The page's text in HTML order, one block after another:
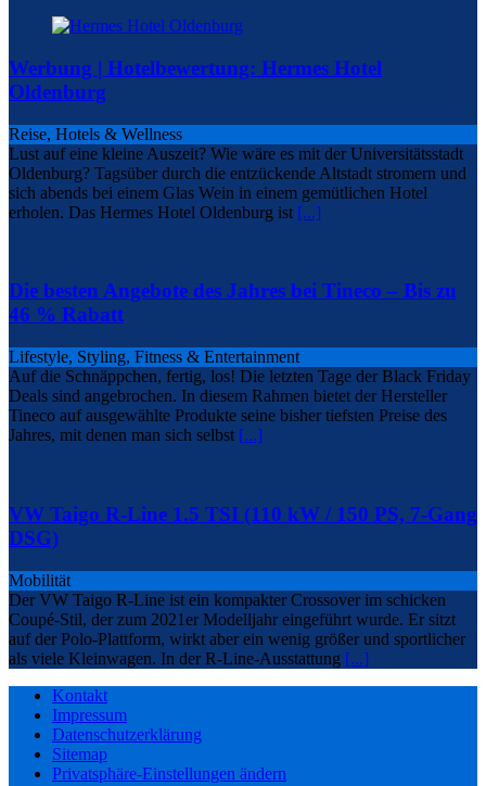
Werbung | Hotelbewertung: Hermes Hotel
Oldenburg
Reise, Hotels & Wellness
Lust auf eine kleine Auszeit? Wie wäre es mit der Universitätsstadt
Oldenburg? Tagsüber durch die entzückende Altstadt stromern und
sich abends bei einem Glas Wein in einem gemütlichen Hotel
erholen. Das Hermes Hotel Oldenburg ist [...]
Die besten Angebote des Jahres bei Tineco – Bis zu
46 % Rabatt
Lifestyle, Styling, Fitness & Entertainment
Auf die Schnäppchen, fertig, los! Die letzten Tage der Black Friday
Deals sind angebrochen. In diesem Rahmen bietet der Hersteller
Tineco auf ausgewählte Produkte seine bisher tiefsten Preise des
Jahres, mit denen man sich selbst [...]
VW Taigo R-Line 1.5 TSI (110 kW / 150 PS, 7-Gang
DSG)
Mobilität
Der VW Taigo R-Line ist ein kompakter Crossover im schicken
Coupé-Stil, der zum 2021er Modelljahr eingeführt wurde. Er sitzt
auf der Polo-Plattform, wirkt aber ein wenig größer und sportlicher
als viele Kleinwagen. In der R-Line-Ausstattung [...]
Kontakt
Impressum
Datenschutzerklärung
Sitemap
Privatsphäre-Einstellungen ändern